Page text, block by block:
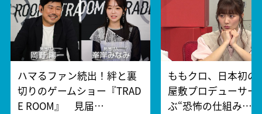
ハマるファン続出！絆と裏
切りのゲームショー『TRAD
E ROOM』 見届…
ももクロ、日本初の
屋敷プロデューサー
ぶ“恐怖の仕組み…